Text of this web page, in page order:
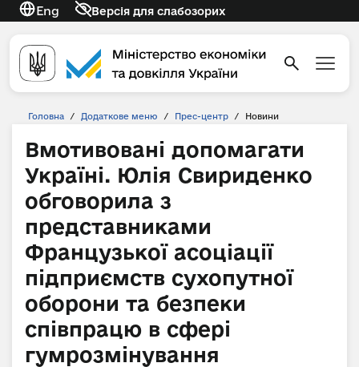
Eng Версія для слабозорих
Головна / Додаткове меню / Прес-центр / Новини
Вмотивовані допомагати
Україні. Юлія Свириденко
обговорила з
представниками
Французької асоціації
підприємств сухопутної
оборони та безпеки
співпрацю в сфері
гумрозмінування